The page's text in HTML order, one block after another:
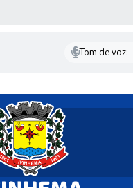
Tom de voz: